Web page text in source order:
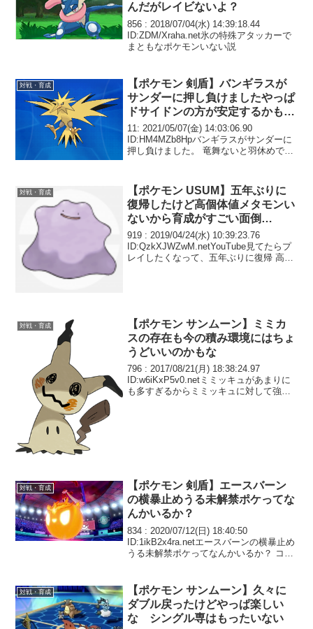
んだがレイビないよ？
856 : 2018/07/04(水) 14:39:18.44
ID:ZDM/Xraha.net氷の特殊アタッカーで
まともなポケモンいない説
対戦・育成
【ポケモン 剣盾】バンギラスが
サンダーに押し負けましたやっぱ
ドサイドンの方が安定するかもだ
な
11: 2021/05/07(金) 14:03:06.90
ID:HM4MZb8Hpバンギラスがサンダーに
押し負けました。 竜舞ないと羽休めで粘
対戦・育成
【ポケモン USUM】五年ぶりに
復帰したけど高個体値メタモンい
ないから育成がすごい面倒…
919 : 2019/04/24(水) 10:39:23.76
ID:QzkXJWZwM.netYouTube見てたらプ
レイしたくなって、五年ぶりに復帰 高個
対戦・育成
【ポケモン サンムーン】ミミカ
スの存在も今の積み環境にはちょ
うどいいのかもな
796 : 2017/08/21(月) 18:38:24.97
ID:w6iKxP5v0.netミミッキュがあまりに
も多すぎるからミミッキュに対して強い
対戦・育成
【ポケモン 剣盾】エースバーン
の横暴止めうる未解禁ポケってな
んかいるか？
834 : 2020/07/12(日) 18:40:50
ID:1ikB2x4ra.netエースバーンの横暴止め
うる未解禁ポケってなんかいるか？ コケ
対戦・育成
【ポケモン サンムーン】久々に
ダブル戻ったけどやっぱ楽しい
な シングル専はもったいない